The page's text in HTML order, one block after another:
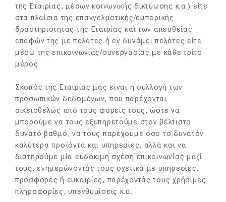
της Εταιρίας, μέσων κοινωνικής δικτύωσης κ.α.) είτε
στα πλαίσια της επαγγελματικής/εμπορικής
δραστηριότητας της Εταιρίας και των απευθείας
επαφών της με πελάτες ή εν δυνάμει πελάτες είτε
μέσω της επικοινωνίας/συνεργασίας με κάθε τρίτο
μέρος.
Σκοπός της Εταιρίας μας είναι η συλλογή των
προσωπικών δεδομένων, που παρέχονται
οικειοθελώς από τους φορείς τους, ώστε να
μπορούμε να τους εξυπηρετούμε στον βέλτιστο
δυνατό βαθμό, να τους παρέχουμε όσο το δυνατόν
καλύτερα προϊόντα και υπηρεσίες, αλλά και να
διατηρούμε μία ευδόκιμη σχέση επικοινωνίας μαζί
τους, ενημερώνοντάς τους σχετικά με υπηρεσίες,
προσφορές ή ευκαιρίες, παρέχοντάς τους χρήσιμες
πληροφορίες, υπενθυμίσεις κ.α.